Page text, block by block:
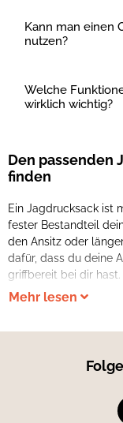
Kann man einen
nutzen?
Welche
wirklich wichtig?
Den passenden
finden
Ein Jagdrucksack ist
fester Bestandteil
den Ansitz oder
dafür, dass du deine
griffbereit bei dir
Mehr lesen